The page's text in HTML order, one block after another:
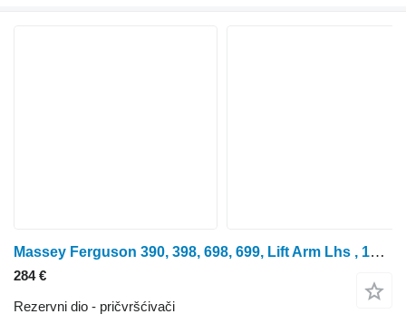
Massey Ferguson 390, 398, 698, 699, Lift Arm Lhs , 1686870m92 1696373M1 za 390T
284 €
Rezervni dio - pričvršćivači